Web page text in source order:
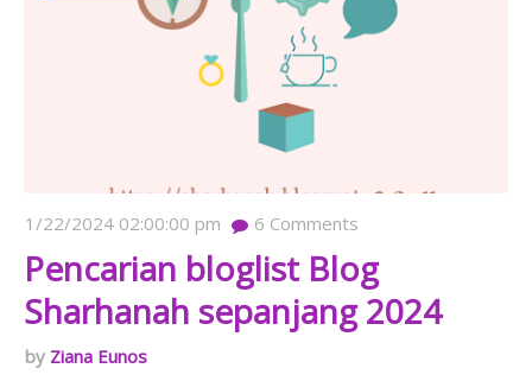
1/22/2024 02:00:00 pm 6 Comments
Pencarian bloglist Blog
Sharhanah sepanjang 2024
Ziana Eunos